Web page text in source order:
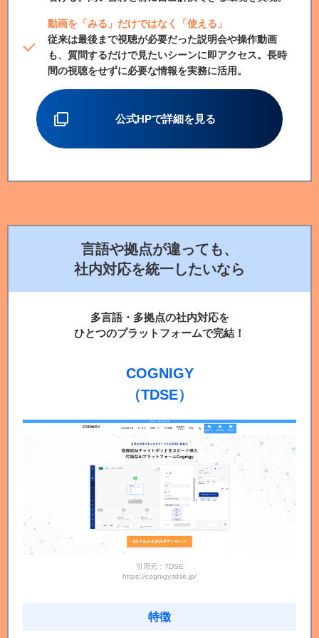
動画を「みる」だけではなく「使える」
従来は最後まで視聴が必要だった説明会や操作動画
も、質問するだけで見たいシーンに即アクセス。長時
間の視聴をせずに必要な情報を実務に活用。
公式HPで詳細を見る
言語や拠点が違っても、
社内対応を統一したいなら
多言語・多拠点の社内対応を
ひとつのプラットフォームで完結！
COGNIGY
（TDSE）
引用元：TDSE
https://cognigy.tdse.jp/
特徴